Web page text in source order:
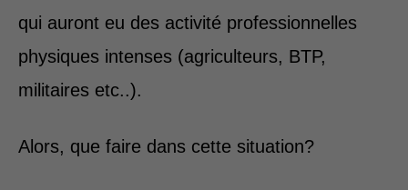
qui auront eu des activité professionnelles
physiques intenses (agriculteurs, BTP,
militaires etc..).
Alors, que faire dans cette situation?